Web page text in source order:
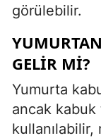
görülebilir.
GELIR MI?
Yumurta
ancak
kullanılabilir,